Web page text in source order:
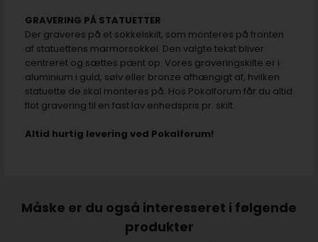
GRAVERING PÅ STATUETTER
Der graveres på et sokkelskilt, som monteres på fronten
af statuettens marmorsokkel. Den valgte tekst bliver
centreret og sættes pænt op. Vores graveringskilte er i
aluminium i guld, sølv eller bronze afhængigt af, hvilken
statuette de skal monteres på. Hos Pokalforum får du altid
flot gravering til en fast lav enhedspris pr. skilt.
Altid hurtig levering ved Pokalforum!
Måske er du også interesseret i følgende
produkter